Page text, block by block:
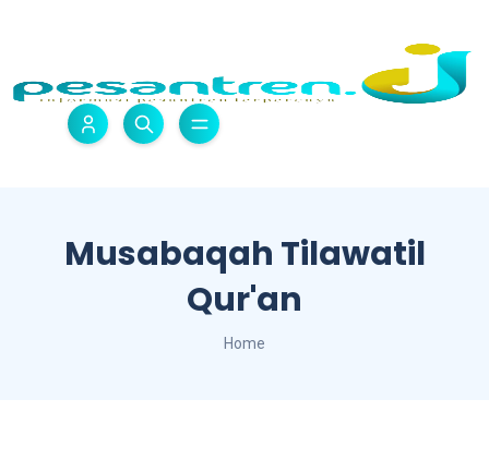
Musabaqah Tilawatil
Qur'an
Home